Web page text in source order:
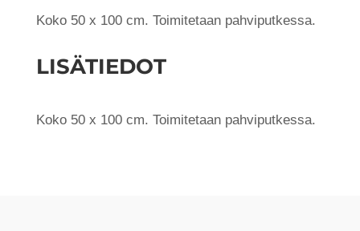
Pine
Flowers
Koko 50 x 100 cm. Toimitetaan pahviputkessa.
LISÄTIEDOT
Koko 50 x 100 cm. Toimitetaan pahviputkessa.